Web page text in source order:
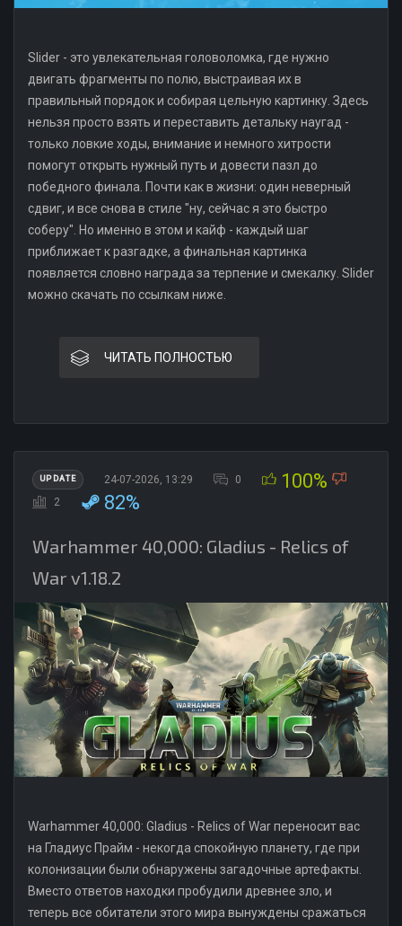
Slider - это увлекательная головоломка, где нужно
двигать фрагменты по полю, выстраивая их в
правильный порядок и собирая цельную картинку. Здесь
нельзя просто взять и переставить детальку наугад -
только ловкие ходы, внимание и немного хитрости
помогут открыть нужный путь и довести пазл до
победного финала. Почти как в жизни: один неверный
сдвиг, и все снова в стиле "ну, сейчас я это быстро
соберу". Но именно в этом и кайф - каждый шаг
приближает к разгадке, а финальная картинка
появляется словно награда за терпение и смекалку. Slider
можно скачать по ссылкам ниже.
ЧИТАТЬ ПОЛНОСТЬЮ
UPDATE 24-07-2026, 13:29 0 100%
2 82%
Warhammer 40,000: Gladius - Relics of
War v1.18.2
Warhammer 40,000: Gladius - Relics of War переносит вас
на Гладиус Прайм - некогда спокойную планету, где при
колонизации были обнаружены загадочные артефакты.
Вместо ответов находки пробудили древнее зло, и
теперь все обитатели этого мира вынуждены сражаться